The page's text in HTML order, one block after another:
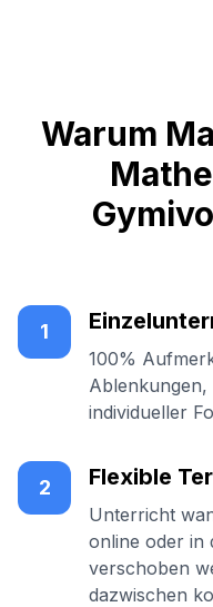
Warum
1
100%
individueller
2 Flexible
Unterricht
online oder in
verschoben
dazwischen